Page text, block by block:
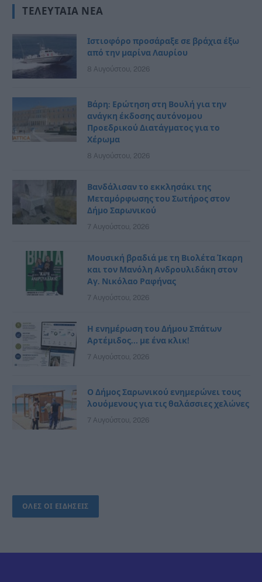
ΤΕΛΕΥΤΑΊΑ ΝΈΑ
Ιστιοφόρο προσάραξε σε βράχια έξω
από την μαρίνα Λαυρίου
8 Αυγούστου, 2026
Βάρη: Ερώτηση στη Βουλή για την
ανάγκη έκδοσης αυτόνομου
Προεδρικού Διατάγματος για το
Χέρωμα
8 Αυγούστου, 2026
Βανδάλισαν το εκκλησάκι της
Μεταμόρφωσης του Σωτήρος στον
Δήμο Σαρωνικού
7 Αυγούστου, 2026
Μουσική βραδιά με τη Βιολέτα Ίκαρη
και τον Μανόλη Ανδρουλιδάκη στον
Αγ. Νικόλαο Ραφήνας
7 Αυγούστου, 2026
Η ενημέρωση του Δήμου Σπάτων
Αρτέμιδος… με ένα κλικ!
7 Αυγούστου, 2026
Ο Δήμος Σαρωνικού ενημερώνει τους
λουόμενους για τις θαλάσσιες χελώνες
7 Αυγούστου, 2026
ΟΛΕΣ ΟΙ ΕΙΔΗΣΕΙΣ